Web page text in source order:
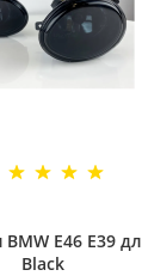
E46 E39
Black